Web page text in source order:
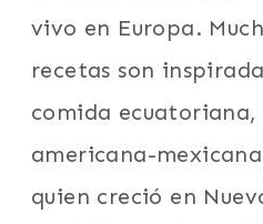
vivo en Europa.
recetas son
comida
americana-
quien creció en